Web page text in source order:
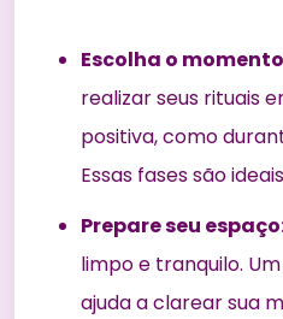
Escolha o
realizar seus rituais
positiva, como
Essas fases são
Prepare seu
limpo e tranquilo.
ajuda a clarear sua